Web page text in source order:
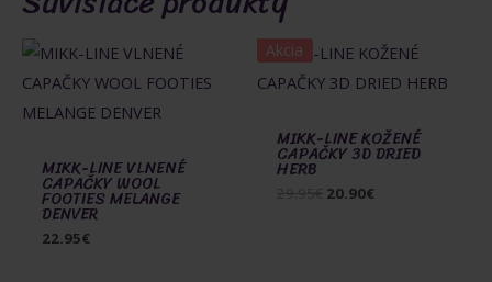
MIKK-LINE VLNENÉ
CAPAČKY WOOL
FOOTIES MELANGE
DENVER
22.95€
Akcia
MIKK-LINE KOŽENÉ
CAPAČKY 3D DRIED
HERB
Pôvodná
20.90€